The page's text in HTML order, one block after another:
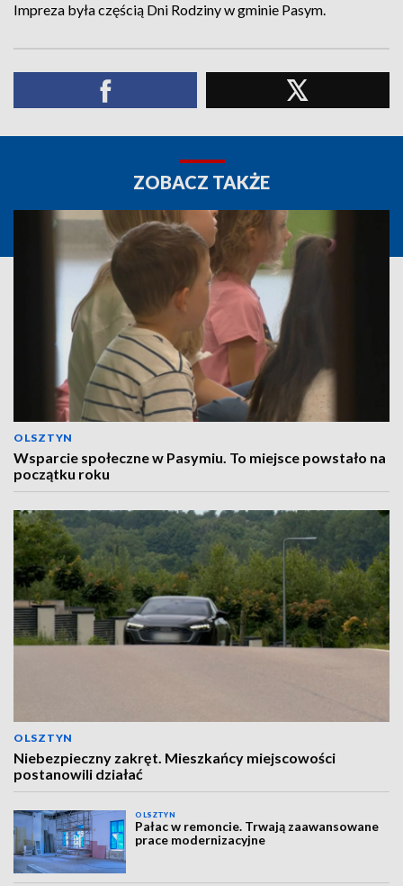
Impreza była częścią Dni Rodziny w gminie Pasym.
ZOBACZ TAKŻE
OLSZTYN
Wsparcie społeczne w Pasymiu. To miejsce powstało na
początku roku
OLSZTYN
Niebezpieczny zakręt. Mieszkańcy miejscowości
postanowili działać
OLSZTYN
Pałac w remoncie. Trwają zaawansowane
prace modernizacyjne